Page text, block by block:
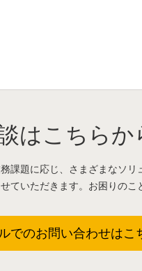
はこちらか
課題に応じ、さまざまなソリ
ていただきます。お困りの
でのお問い合わせはこ